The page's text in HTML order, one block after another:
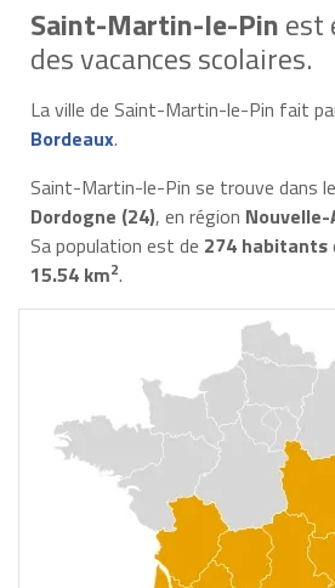
Saint-Martin-le-Pinest
des vacances scolaires.
La ville de Saint-Martin-le-Pin fait
Bordeaux.
Saint-Martin-le-Pin se trouve dans
Dordogne (24), en région
Sa population est de 274 habitants
15.54 km2.